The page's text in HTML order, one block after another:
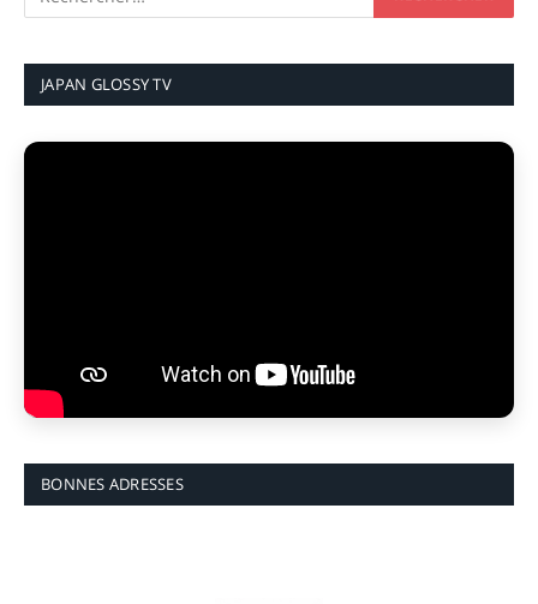
JAPAN GLOSSY TV
BONNES ADRESSES